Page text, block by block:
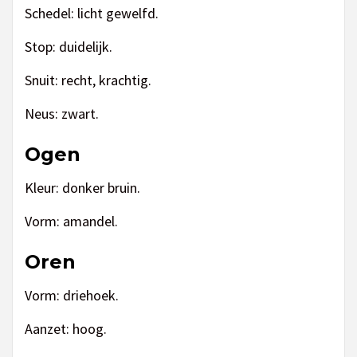
Schedel: licht gewelfd.
Stop: duidelijk.
Snuit: recht, krachtig.
Neus: zwart.
Ogen
Kleur: donker bruin.
Vorm: amandel.
Oren
Vorm: driehoek.
Aanzet: hoog.